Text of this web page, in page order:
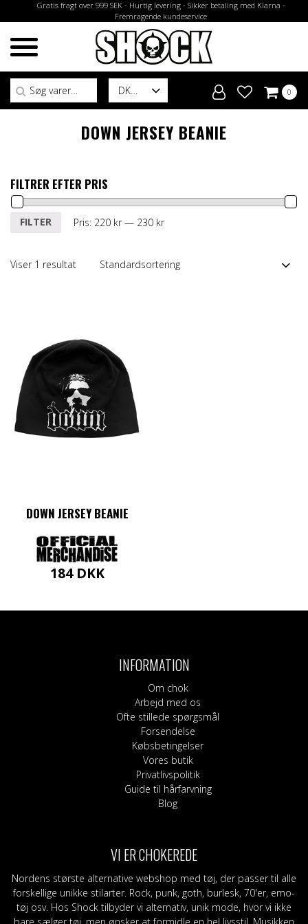
Gratis fragt over 999 SEK - Hurtig levering - Sikker betaling med Klarna -
Fremragende kundeservice
DK
Søg efter:
0
DOWN JERSEY BEANIE
FILTRER EFTER PRIS
Mindste
Højeste
FILTER Pris: 220 kr— 230 kr
Viser 1 resultat
DOWN JERSEY BEANIE
184 DKK
INFORMATION
Om chok
Arbejd med os
Ofte stillede spørgsmål
Forsendelse
Købsbetingelser
Vores butik
Privatlivspolitik
Guide til hårfarvning
Blog
VI ER CHOKEREDE
Nordens største alternative webshop med tøj, der passer til alle
forskellige unikke stilarter. Rock, punk, goth, burlesk, 70'er, emo-
tøj osv. Hos Shock tilbyder vi alternativ, unik mode, hvor vi ikke